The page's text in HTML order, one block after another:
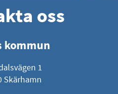
oss
kommun
1
Skärhamn